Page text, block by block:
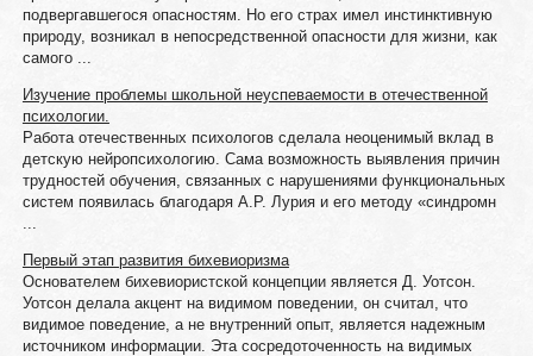
подвергавшегося опасностям. Но его страх имел инстинктивную
природу, возникал в непосредственной опасности для жизни, как
самого ...
Изучение проблемы школьной неуспеваемости в отечественной
психологии.
Работа отечественных психологов сделала неоценимый вклад в
детскую нейропсихологию. Сама возможность выявления причин
трудностей обучения, связанных с нарушениями функциональных
систем появилась благодаря А.Р. Лурия и его методу «синдромн
...
Первый этап развития бихевиоризма
Основателем бихевиористской концепции является Д. Уотсон.
Уотсон делала акцент на видимом поведении, он считал, что
видимое поведение, а не внутренний опыт, является надежным
источником информации. Эта сосредоточенность на видимых